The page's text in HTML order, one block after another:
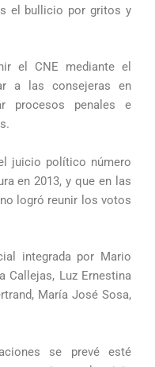
el bullicio por gritos y
el CNE mediante el
a las consejeras en
procesos penales e
juicio político número
en 2013, y que en las
logró reunir los votos
integrada por Mario
Callejas, Luz Ernestina
María José Sosa,
se prevé esté